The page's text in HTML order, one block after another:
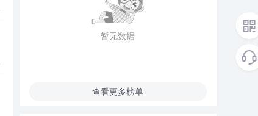
暂无数据
查看更多榜单